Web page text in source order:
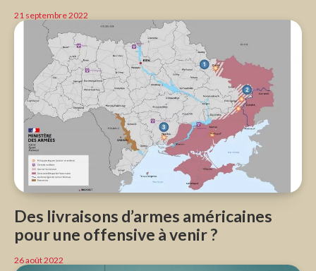
21 septembre 2022
Des livraisons d’armes américaines
pour une offensive à venir ?
26 août 2022